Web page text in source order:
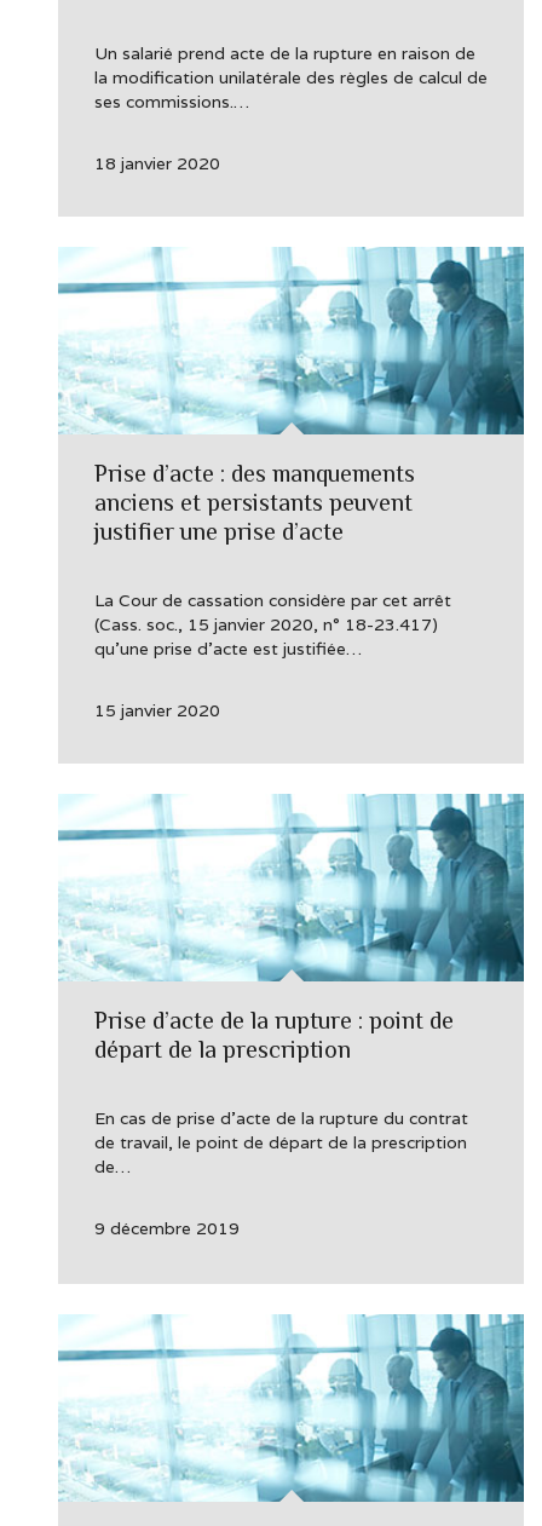
Un salarié prend acte de la rupture en raison de
la modification unilatérale des règles de calcul de
ses commissions.…
18 janvier 2020
Prise d’acte : des manquements
anciens et persistants peuvent
justifier une prise d’acte
La Cour de cassation considère par cet arrêt
(Cass. soc., 15 janvier 2020, n° 18-23.417)
qu’une prise d’acte est justifiée…
15 janvier 2020
Prise d’acte de la rupture : point de
départ de la prescription
En cas de prise d’acte de la rupture du contrat
de travail, le point de départ de la prescription
de…
9 décembre 2019